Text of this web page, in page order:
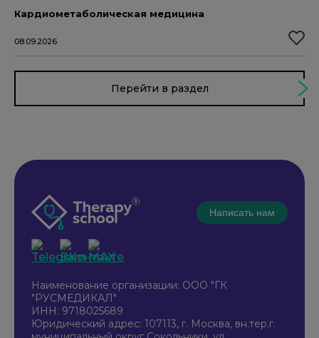
Кардиометаболическая медицина
08.09.2026
Перейти в раздел
Написать нам
Наименование организации: ООО "ГК
"РУСМЕДИКАЛ"
ИНН: 9718025689
Юридический адрес: 107113, г. Москва, вн.тер.г.